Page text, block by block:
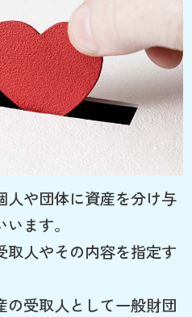
人や団体に資産を分け与
ます。
取人やその内容を指定す
の受取人として一般財団